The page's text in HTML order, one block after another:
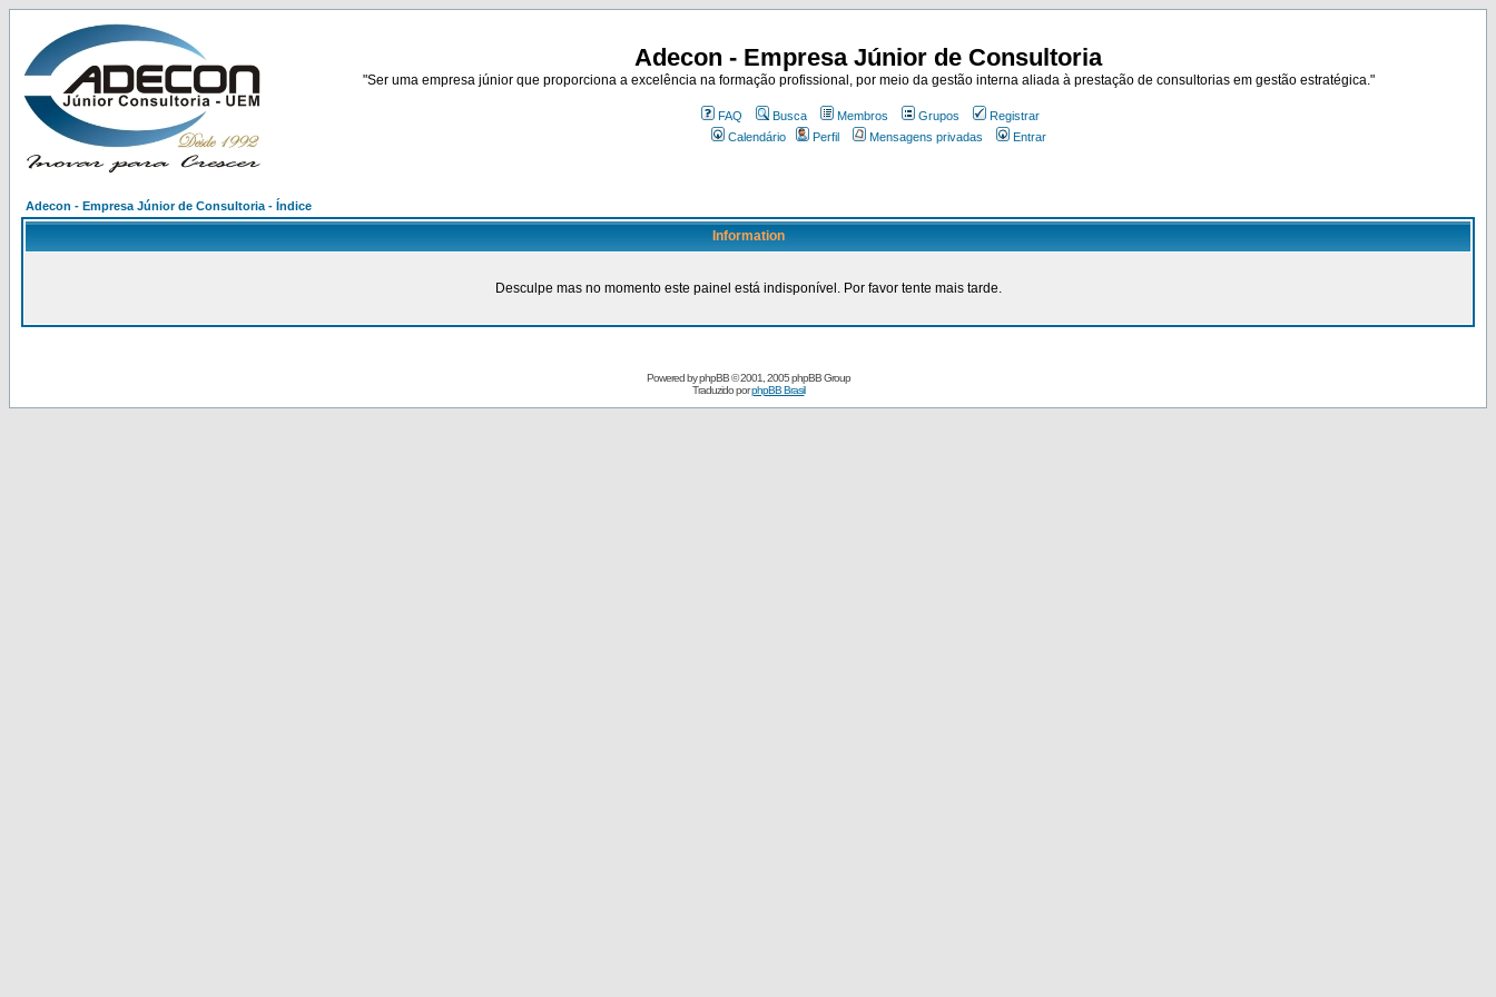
Adecon - Empresa Júnior de Consultoria
"Ser uma empresa júnior que proporciona a excelência na formação profissional, por meio da gestão interna aliada à prestação de consultorias em gestão estratégica."
FAQ Busca Membros Grupos
Registrar
Calendário
Perfil Mensagens privadas Entrar
Adecon - Empresa Júnior de Consultoria - Índice
Information
Desculpe mas no momento este painel está indisponível. Por favor tente mais tarde.
Powered byphpBB© 2001, 2005 phpBB Group
Traduzido porphpBB Brasil